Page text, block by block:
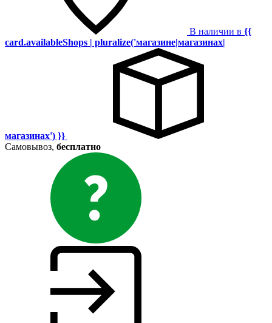
В наличии в {{
card.availableShops | pluralize('магазине|магазинах|
магазинах') }}
Самовывоз, бесплатно